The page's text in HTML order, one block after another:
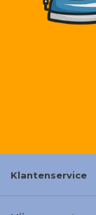
Klantenservice